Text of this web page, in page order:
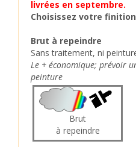
livrées en septembre.
Choisissez votre
Brut à repeindre
Sans traitement, ni
Le + économique; prévoir
peinture
Brut
à repeindre